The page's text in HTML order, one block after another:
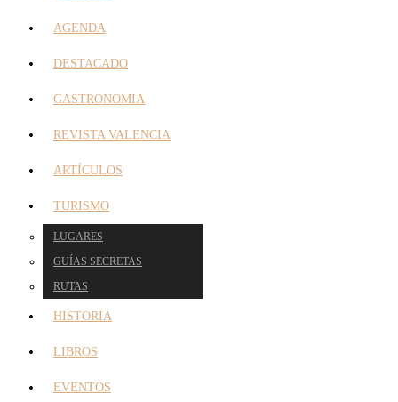
AGENDA
DESTACADO
GASTRONOMIA
REVISTA VALENCIA
ARTÍCULOS
TURISMO
LUGARES
GUÍAS SECRETAS
RUTAS
HISTORIA
LIBROS
EVENTOS